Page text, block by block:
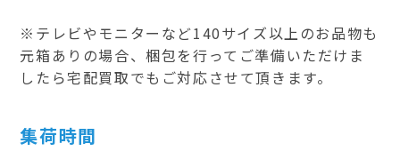
※テレビやモニターなど140サイズ以上のお品物も
元箱ありの場合、梱包を行ってご準備いただけま
したら宅配買取でもご対応させて頂きます。
集荷時間